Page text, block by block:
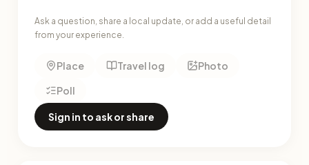
Ask a question, share a local update, or add a useful detail
from your experience.
Place Travel log
Photo
Poll
Sign in to ask or share